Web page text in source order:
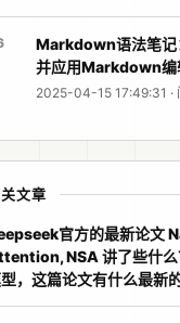
Markdown语法笔记
并应用Markdown编
2025-04-15 17:49:31 ·
文章
官方的最新论文
NSA 讲了些什么
，这篇论文有什么最新